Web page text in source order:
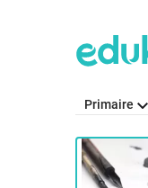
Primaire